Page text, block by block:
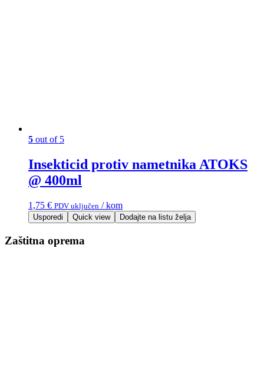
5 out of 5
Insekticid protiv nametnika ATOKS
@ 400ml
1,75 € PDV uključen / kom
Usporedi Quick view Dodajte na listu želja
Zaštitna oprema